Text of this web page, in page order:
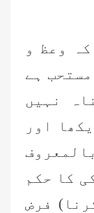
وعظ و
ہے
نہیں
اور
کا حکم
فرض